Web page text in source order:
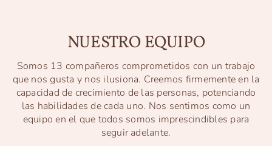
NUESTRO EQUIPO
Somos 13 compañeros comprometidos con un trabajo
que nos gusta y nos ilusiona. Creemos firmemente en la
capacidad de crecimiento de las personas, potenciando
las habilidades de cada uno. Nos sentimos como un
equipo en el que todos somos imprescindibles para
seguir adelante.